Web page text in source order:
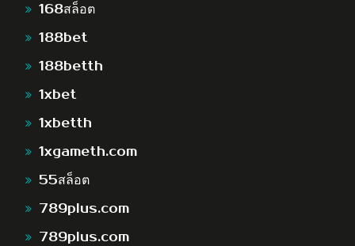
168สล็อต
188bet
188betth
1xbet
1xbetth
1xgameth.com
55สล็อต
789plus.com
789plus.com